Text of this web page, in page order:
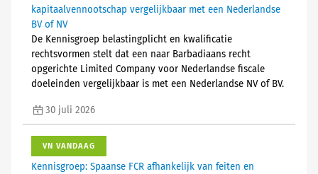
kapitaalvennootschap vergelijkbaar met een Nederlandse
BV of NV
De Kennisgroep belastingplicht en kwalificatie
rechtsvormen stelt dat een naar Barbadiaans recht
opgerichte Limited Company voor Nederlandse fiscale
doeleinden vergelijkbaar is met een Nederlandse NV of BV.
30 juli 2026
VN VANDAAG
Kennisgroep: Spaanse FCR afhankelijk van feiten en